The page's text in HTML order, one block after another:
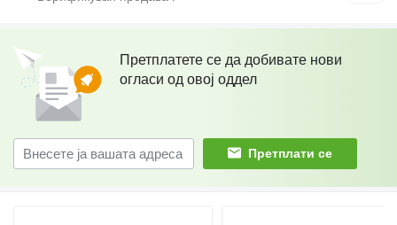
Претплатете се да добивате нови
огласи од овој оддел
Претплати се